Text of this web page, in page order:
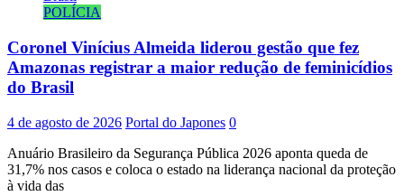
POLÍCIA
Coronel Vinícius Almeida liderou gestão que fez
Amazonas registrar a maior redução de feminicídios
do Brasil
4 de agosto de 2026 Portal do Japones 0
Anuário Brasileiro da Segurança Pública 2026 aponta queda de
31,7% nos casos e coloca o estado na liderança nacional da proteção
à vida das